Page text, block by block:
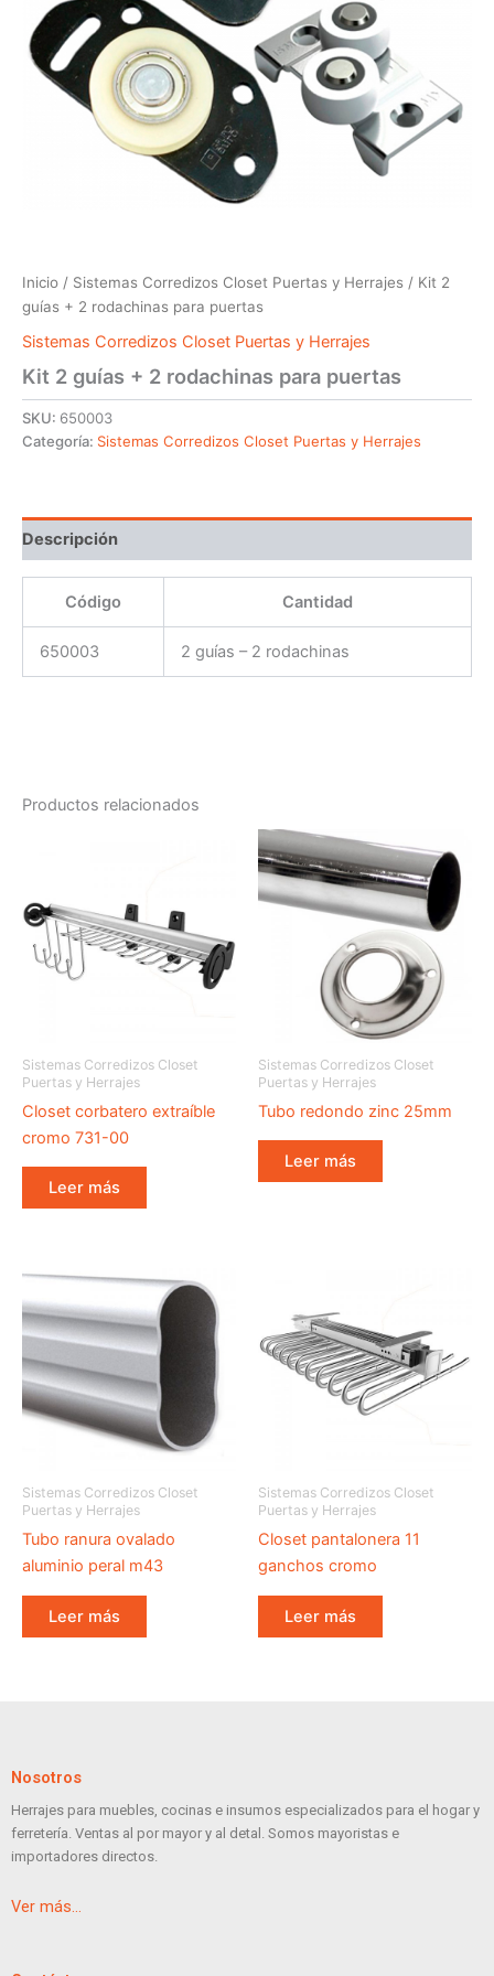
Inicio / Sistemas Corredizos Closet Puertas y Herrajes / Kit 2
guías + 2 rodachinas para puertas
Sistemas Corredizos Closet Puertas y Herrajes
Kit 2 guías + 2 rodachinas para puertas
SKU: 650003
Categoría: Sistemas Corredizos Closet Puertas y Herrajes
Descripción
Código Cantidad
650003 2 guías – 2 rodachinas
Productos relacionados
Sistemas Corredizos Closet
Puertas y Herrajes
Closet corbatero extraíble
cromo 731-00
Leer más
Sistemas Corredizos Closet
Puertas y Herrajes
Tubo redondo zinc 25mm
Leer más
Sistemas Corredizos Closet
Puertas y Herrajes
Tubo ranura ovalado
aluminio peral m43
Leer más
Sistemas Corredizos Closet
Puertas y Herrajes
Closet pantalonera 11
ganchos cromo
Leer más
Nosotros
Herrajes para muebles, cocinas e insumos especializados para el hogar y
ferretería. Ventas al por mayor y al detal. Somos mayoristas e
importadores directos.
Ver más…